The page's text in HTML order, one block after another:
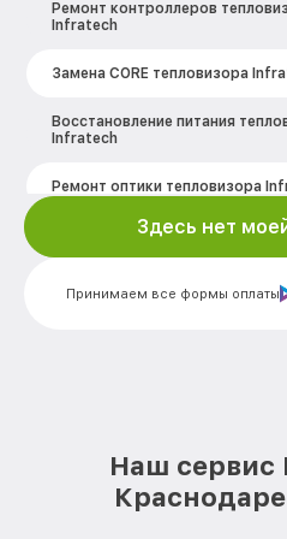
Ремонт контроллеров
Infratech
Замена CORE тепловизора
Восстановление питания
Infratech
Ремонт оптики тепловизора
Ремонт датчика
Калибровка и настройка
тепловизора Infratech
Замена ключей управления
Принимаем все формы оплаты
Здесь нет
Наш сервис